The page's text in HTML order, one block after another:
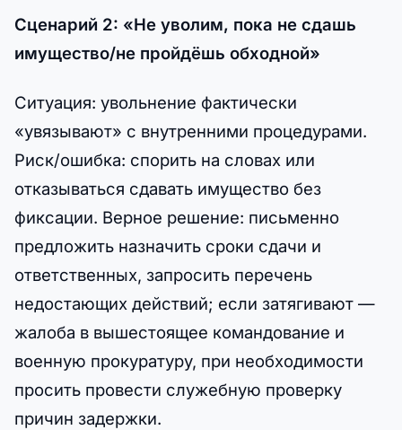
Сценарий 2: «Не уволим, пока не сдашь
имущество/не пройдёшь обходной»
Ситуация: увольнение фактически
«увязывают» с внутренними процедурами.
Риск/ошибка: спорить на словах или
отказываться сдавать имущество без
фиксации. Верное решение: письменно
предложить назначить сроки сдачи и
ответственных, запросить перечень
недостающих действий; если затягивают —
жалоба в вышестоящее командование и
военную прокуратуру, при необходимости
просить провести служебную проверку
причин задержки.